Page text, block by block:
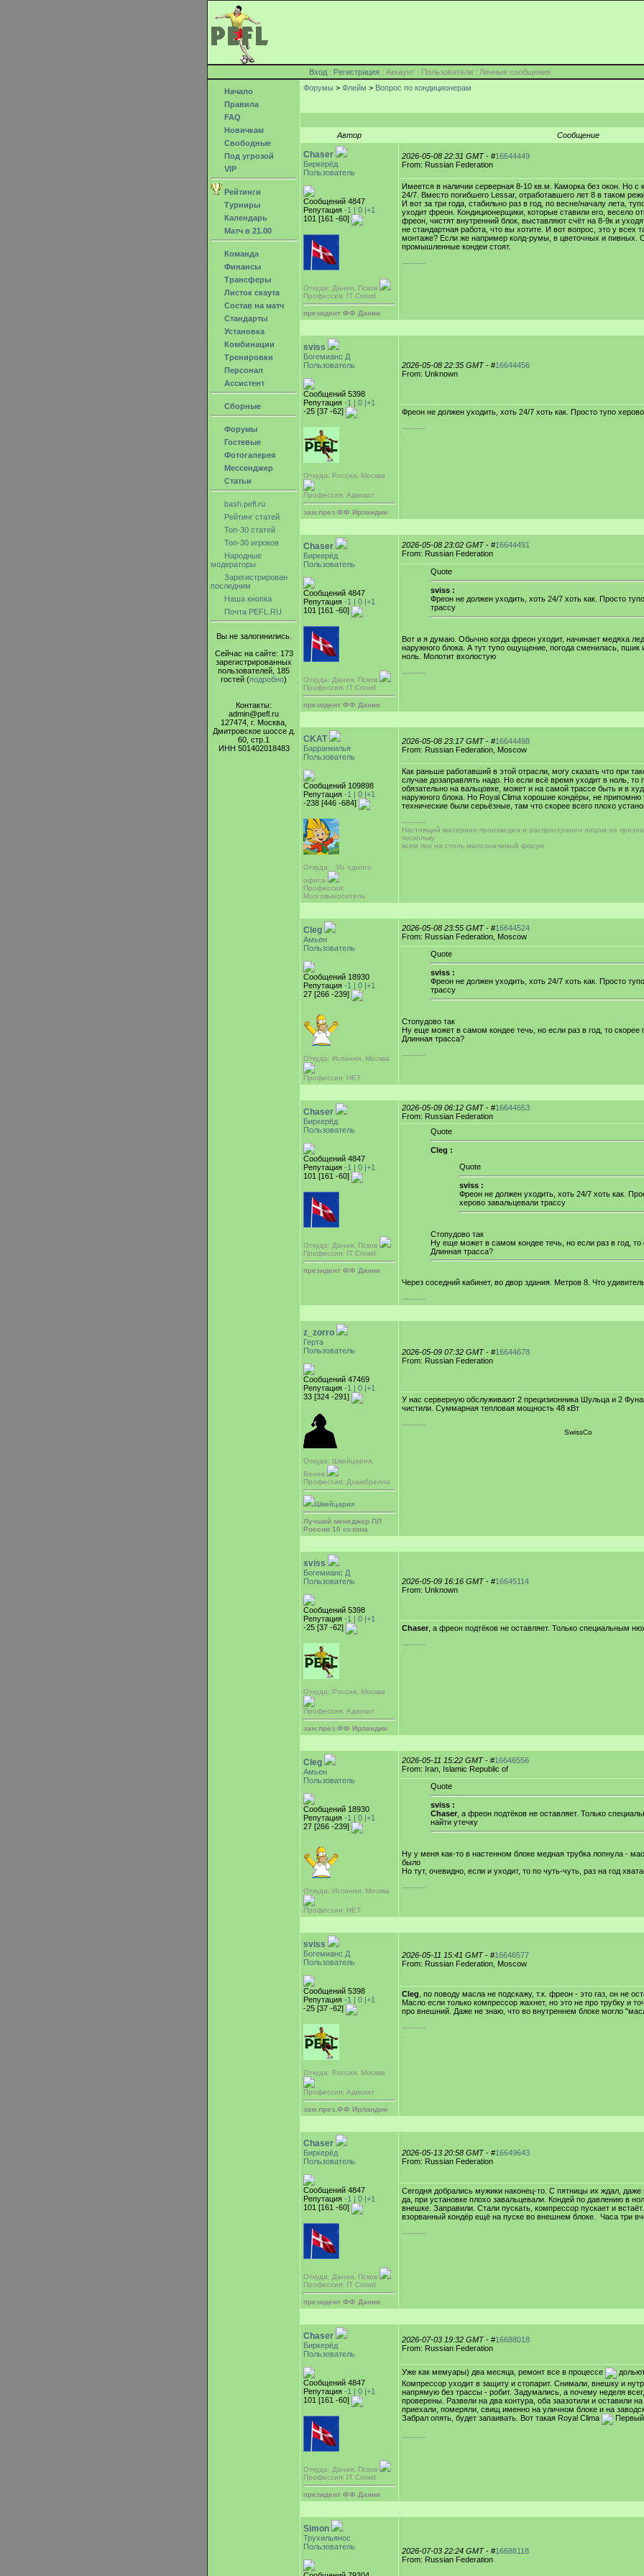
Вход : Регистрация : Аккаунт : Пользователи : Личные сообщения
Начало
Правила
FAQ
Новичкам
Свободные
Под угрозой
VIP
Рейтинги
Турниры
Календарь
Матч в 21.00
Команда
Финансы
Трансферы
Листок скаута
Состав на матч
Стандарты
Установка
Комбинации
Тренировки
Персонал
Ассистент
Сборные
Форумы
Гостевые
Фотогалерея
Мессенджер
Статьи
bash.pefl.ru
Рейтинг статей
Топ-30 статей
Топ-30 игроков
Народные
модераторы
Зарегистрирован
последним
Наша кнопка
Почта PEFL.RU
Вы не залогинились.
Сейчас на сайте: 173
зарегистрированных
пользователей, 185
гостей (подробно)
Контакты:
admin@pefl.ru
127474, г. Москва,
Дмитровское шоссе д.
60, стр.1
ИНН 501402018483
Форумы > Флейм > Вопрос по кондиционерам
Автор
Сообщение
Chaser
Биркерёд
Пользователь
Сообщений 4847
Репутация -1 | 0 |+1
101 [161 -60]
Откуда: Дания, Псков
Профессия: IT Crowd
президент ФФ Дании
2026-05-08 22:31 GMT- #16644449
From: Russian Federation
Имеется в наличии серверная 8-10 кв.м. Каморка без окон. Но с
24/7. Вместо погибшего Lessar, отработавшего лет 8 в таком
И вот за три года, стабильно раз в год, по весне/началу лета,
уходит фреон. Кондиционерщики, которые ставили его, весело
фреон, чистят внутренний блок, выставляют счёт на 8-9к и
не стандартная работа, что вы хотите. И вот вопрос, это у всех
монтаже? Если же например колд-румы, в цветочных и пивных.
промышленные кондеи стоят.
-----------
sviss
Богемианс Д
Пользователь
Сообщений 5398
Репутация -1 | 0 |+1
-25 [37 -62]
Откуда: Россия, Москва
Профессия: Адвокат
зам.през.ФФ Ирландии
2026-05-08 22:35 GMT- #16644456
From: Unknown
Фреон не должен уходить, хоть 24/7 хоть как. Просто тупо
-----------
Chaser
Биркерёд
Пользователь
Сообщений 4847
Репутация -1 | 0 |+1
101 [161 -60]
Откуда: Дания, Псков
Профессия: IT Crowd
президент ФФ Дании
2026-05-08 23:02 GMT- #16644491
From: Russian Federation
Quote
sviss :
Фреон не должен уходить, хоть 24/7 хоть как. Просто
трассу
Вот и я думаю. Обычно когда фреон уходит, начинает медяха
наружного блока. А тут тупо ощущение, погода сменилась, пшик
ноль. Молотит вхолостую
-----------
CKAT
Барранкилья
Пользователь
Сообщений 109898
Репутация -1 | 0 |+1
-238 [446 -684]
Откуда: , Из одного
офиса
Профессия:
Мозговыноситель
2026-05-08 23:17 GMT- #16644498
From: Russian Federation, Moscow
Как раньше работавший в этой отрасли, могу сказать что при
случае дозаправлять надо. Но если всё время уходит в ноль,
обязательно на вальцовке, может и на самой трассе быть и в
наружного блока. Но Royal Clima хорошие кондёры, не
технические были серьёзные, там что скорее всего плохо
-----------
Настоящий материал произведен и распространен лицом не
поскольку
всем пох на столь малозначимый форум
Cleg
Амьен
Пользователь
Сообщений 18930
Репутация -1 | 0 |+1
27 [266 -239]
Откуда: Испания, Москва
Профессия: НЕТ
2026-05-08 23:55 GMT- #16644524
From: Russian Federation, Moscow
Quote
sviss :
Фреон не должен уходить, хоть 24/7 хоть как. Просто
трассу
Стопудово так
Ну еще может в самом кондее течь, но если раз в год, то скорее
Длинная трасса?
-----------
Chaser
Биркерёд
Пользователь
Сообщений 4847
Репутация -1 | 0 |+1
101 [161 -60]
Откуда: Дания, Псков
Профессия: IT Crowd
президент ФФ Дании
2026-05-09 06:12 GMT- #16644653
From: Russian Federation
Quote
Cleg :
Quote
sviss :
Фреон не должен уходить, хоть 24/7 хоть как.
херово завальцевали трассу
Стопудово так
Ну еще может в самом кондее течь, но если раз в год, то
Длинная трасса?
Через соседний кабинет, во двор здания. Метров 8. Что
-----------
z_zorro
Герта
Пользователь
Сообщений 47469
Репутация -1 | 0 |+1
33 [324 -291]
Откуда: Швейцария,
Венев
Профессия: Дзамбрелла
Швейцария
Лучший менеджер ПЛ
России 10 сезона
2026-05-09 07:32 GMT- #16644678
From: Russian Federation
У нас серверную обслуживают 2 прецизионника Шульца и 2
чистили. Суммарная тепловая мощность 48 кВт
-----------
SwissCo
sviss
Богемианс Д
Пользователь
Сообщений 5398
Репутация -1 | 0 |+1
-25 [37 -62]
Откуда: Россия, Москва
Профессия: Адвокат
зам.през.ФФ Ирландии
2026-05-09 16:16 GMT- #16645114
From: Unknown
Chaser , а фреон подтëков не оставляет. Только специальным
-----------
Cleg
Амьен
Пользователь
Сообщений 18930
Репутация -1 | 0 |+1
27 [266 -239]
Откуда: Испания, Москва
Профессия: НЕТ
2026-05-11 15:22 GMT- #16646556
From: Iran, Islamic Republic of
Quote
sviss :
Chaser , а фреон подтëков не оставляет. Только
найти утечку
Ну у меня как-то в настенном блоке медная трубка лопнула -
было
Но тут, очевидно, если и уходит, то по чуть-чуть, раз на год
-----------
sviss
Богемианс Д
Пользователь
Сообщений 5398
Репутация -1 | 0 |+1
-25 [37 -62]
Откуда: Россия, Москва
Профессия: Адвокат
зам.през.ФФ Ирландии
2026-05-11 15:41 GMT- #16646577
From: Russian Federation, Moscow
Cleg , по поводу масла не подскажу, т.к. фреон - это газ, он не
Масло если только компрессор жахнет, но это не про трубку и
про внешний. Даже не знаю, что во внутреннем блоке могло
-----------
Chaser
Биркерёд
Пользователь
Сообщений 4847
Репутация -1 | 0 |+1
101 [161 -60]
Откуда: Дания, Псков
Профессия: IT Crowd
президент ФФ Дании
2026-05-13 20:58 GMT- #16649643
From: Russian Federation
Сегодня добрались мужики наконец-то. С пятницы их ждал, даже
да, при установке плохо завальцевали. Кондей по давлению в
внешке. Заправили. Стали пускать, компрессор пускает и
взорванный кондёр ещё на пуске во внешнем блоке.
Часа три
-----------
Chaser
Биркерёд
Пользователь
Сообщений 4847
Репутация -1 | 0 |+1
101 [161 -60]
Откуда: Дания, Псков
Профессия: IT Crowd
президент ФФ Дании
2026-07-03 19:32 GMT- #16688018
From: Russian Federation
Уже как мемуары) два месяца, ремонт все в процессе
Компрессор уходит в защиту и стопарит. Снимали, внешку и
напрямую без трассы - робит. Задумались, а почему неделя
проверены. Развели на два контура, оба заазотили и оставили на
приехали, померяли, свищ именно на уличном блоке и на
Забрал опять, будет запаивать. Вот такая Royal Clima
Первый
-----------
Simon
Трухильянос
Пользователь
2026-07-03 22:24 GMT- #16688118
From: Russian Federation